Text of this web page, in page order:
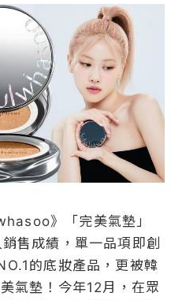
》「完美氣墊」
售成績，單一品項即創
的底妝產品，更被韓
氣墊！今年12月，在眾